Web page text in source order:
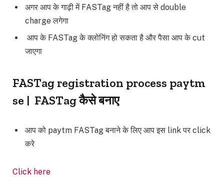
अगर आप के गाढ़ी में FASTag नहीं है तो आप से double
charge लगेगा
आप के FASTag के क्लोनिंग हो सकता है और पैसा आप के cut
जाएगा
FASTag registration process paytm
se | FASTag कैसे बनाए
आप को paytm FASTag बनाने के लिए आप इस link पर click
करे
Click here